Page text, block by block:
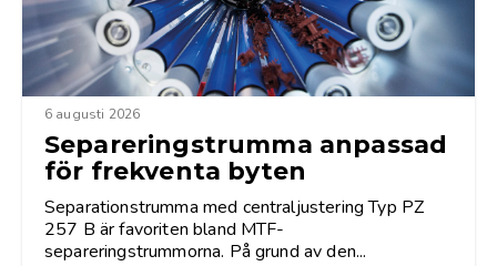
6 augusti 2026
Separeringstrumma anpassad
för frekventa byten
Separationstrumma med centraljustering Typ PZ
257 B är favoriten bland MTF-
separeringstrummorna. På grund av den...